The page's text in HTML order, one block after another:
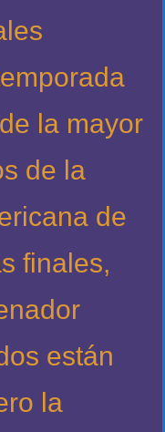
la mayor
de la
de
finales,
están
la